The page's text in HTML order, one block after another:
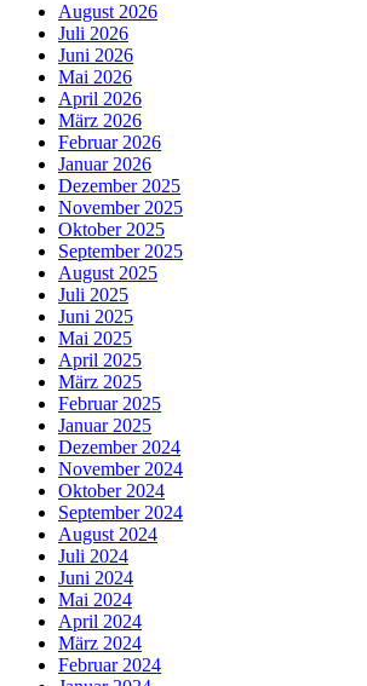
August 2026
Juli 2026
Juni 2026
Mai 2026
April 2026
März 2026
Februar 2026
Januar 2026
Dezember 2025
November 2025
Oktober 2025
September 2025
August 2025
Juli 2025
Juni 2025
Mai 2025
April 2025
März 2025
Februar 2025
Januar 2025
Dezember 2024
November 2024
Oktober 2024
September 2024
August 2024
Juli 2024
Juni 2024
Mai 2024
April 2024
März 2024
Februar 2024